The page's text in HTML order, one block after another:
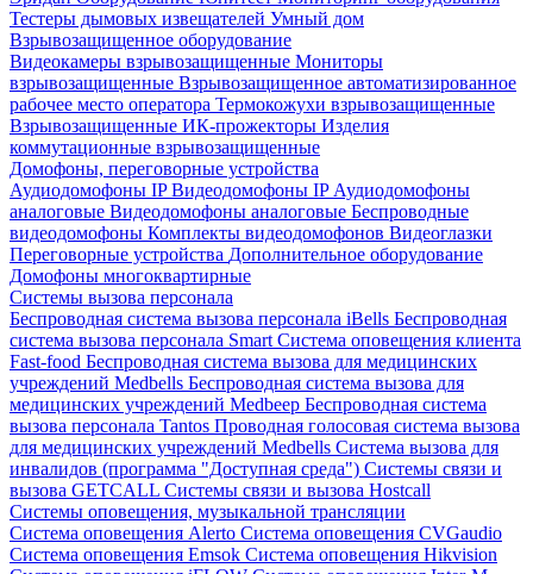
Тестеры дымовых извещателей Умный дом
Взрывозащищенное оборудование
Видеокамеры взрывозащищенные Мониторы
взрывозащищенные Взрывозащищенное автоматизированное
рабочее место оператора Термокожухи взрывозащищенные
Взрывозащищенные ИК-прожекторы Изделия
коммутационные взрывозащищенные
Домофоны, переговорные устройства
Аудиодомофоны IPВидеодомофоны IP Аудиодомофоны
аналоговые Видеодомофоны аналоговые Беспроводные
видеодомофоны Комплекты видеодомофонов Видеоглазки
Переговорные устройства Дополнительное оборудование
Домофоны многоквартирные
Системы вызова персонала
Беспроводная система вызова персонала iBells Беспроводная
система вызова персонала Smart Система оповещения клиента
Fast-food Беспроводная система вызова для медицинских
учреждений Medbells Беспроводная система вызова для
медицинских учреждений Medbeep Беспроводная система
вызова персонала Tantos Проводная голосовая система вызова
для медицинских учреждений Medbells Система вызова для
инвалидов (программа "Доступная среда") Системы связи и
вызова GETCALL Системы связи и вызова Hostcall
Системы оповещения, музыкальной трансляции
Система оповещения Alerto Система оповещения CVGaudio
Система оповещения Emsok Система оповещения Hikvision